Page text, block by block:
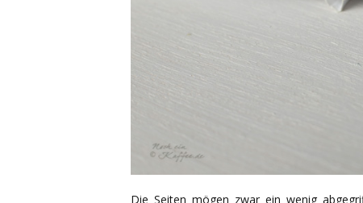
Die Seiten mögen zwar ein wenig